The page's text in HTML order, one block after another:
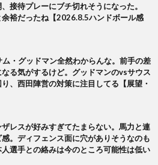
接待プレーにブチ切れそうになった。
余裕だったね【2026.8.5ハンドボール感
・グッドマン全然わからんな。前手の差
なる気がするけど。グッドマンのvsサウス
、西田陣営の対策に注目してる【展望・
レスが好みすぎてたまらない。馬力と連
。ディフェンス面に穴がありそうなのも
選手との絡みは今のところ可能性は低い